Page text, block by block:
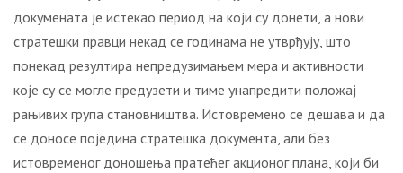
докумената је истекао период на који су донети, а нови
стратешки правци некад се годинама не утврђују, што
понекад резултира непредузимањем мера и активности
које су се могле предузети и тиме унапредити положај
рањивих група становништва. Истовремено се дешава и да
се доносе поједина стратешка документа, али без
истовременог доношења пратећег акционог плана, који би